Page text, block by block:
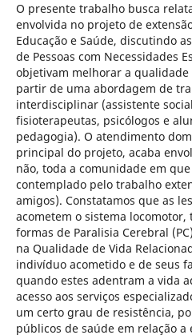
O presente trabalho busca
envolvida no projeto de
Educação e Saúde, discutindo
de Pessoas com Necessidades
objetivam melhorar a qualidade
partir de uma abordagem de
interdisciplinar (assistente
fisioterapeutas, psicólogos e
pedagogia). O atendimento
principal do projeto, acaba
não, toda a comunidade em
contemplado pelo trabalho
amigos). Constatamos que as
acometem o sistema locomotor,
formas de Paralisia Cerebral
na Qualidade de Vida
indivíduo acometido e de seus
quando estes adentram a vida
acesso aos serviços
um certo grau de resistência,
públicos de saúde em relação a